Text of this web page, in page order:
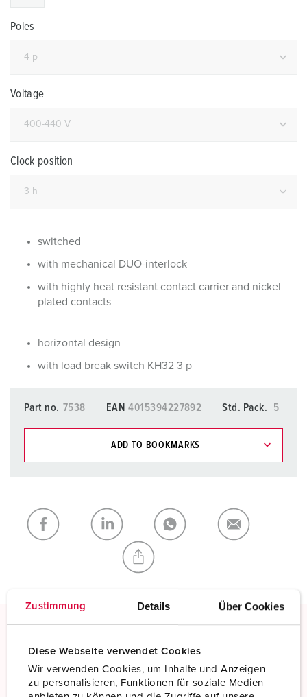
Zustimmung Details Über Cookies
Diese Webseite verwendet Cookies
Wir verwenden Cookies, um Inhalte und Anzeigen
zu personalisieren, Funktionen für soziale Medien
Poles
Voltage
Clock position
switched
with mechanical DUO-interlock
with highly heat resistant contact carrier and nickel
plated contacts
horizontal design
with load break switch KH32 3 p
Part no. 7538 EAN 4015394227892 Std. Pack. 5
ADD TO BOOKMARKS
My list ADD
CREATE A NEW LIST
Standard screw terminals